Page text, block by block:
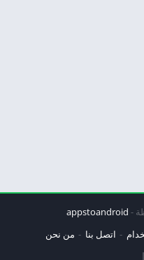
appstoandroid
اتصل بنا من نحن